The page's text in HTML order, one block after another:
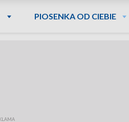
PIOSENKA OD CIEBIE